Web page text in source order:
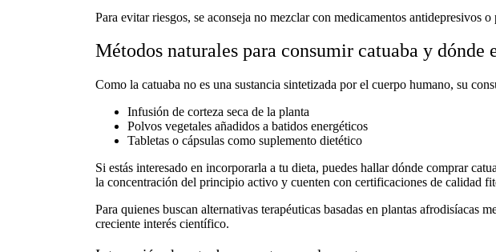
Para evitar riesgos, se aconseja no mezclar con medicamentos antidepresivos
Métodos naturales para consumir catuaba y dónde
Como la catuaba no es una sustancia sintetizada por el cuerpo humano, su
Infusión de corteza seca de la planta
Polvos vegetales añadidos a batidos energéticos
Tabletas o cápsulas como suplemento dietético
Si estás interesado en incorporarla a tu dieta, puedes hallardónde comprar
la concentración del principio activo y cuenten con certificaciones de calidad
Para quienes buscan alternativas terapéuticas basadas en plantas afrodisíacas
creciente interés científico.